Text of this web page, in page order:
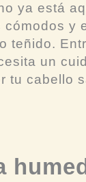
ya está
cómodos y
teñido.
un
tu cabello